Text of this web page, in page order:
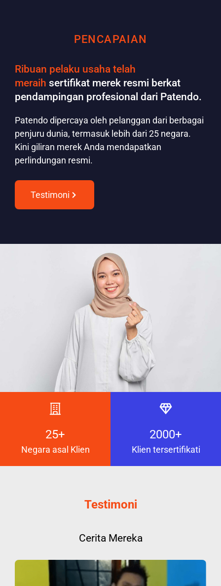
PENCAPAIAN
Ribuan pelaku usaha telah
meraih sertifikat merek resmi berkat
pendampingan profesional dari Patendo.
Patendo dipercaya oleh pelanggan dari berbagai
penjuru dunia, termasuk lebih dari 25 negara.
Kini giliran merek Anda mendapatkan
perlindungan resmi.
Testimoni
25+
Negara asal Klien
2000+
Klien tersertifikati
Testimoni
Cerita Mereka